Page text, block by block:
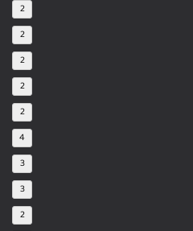
2
2
2
2
2
4
3
3
2